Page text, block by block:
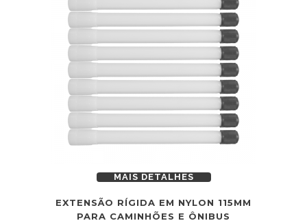
MAIS DETALHES
EXTENSÃO RÍGIDA EM NYLON 115MM
PARA CAMINHÕES E ÔNIBUS